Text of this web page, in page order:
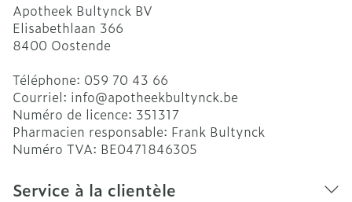
Apotheek Bultynck BV
Elisabethlaan 366
8400 Oostende
Téléphone: 059 70 43 66
Courriel: info@apotheekbultynck.be
Numéro de licence: 351317
Pharmacien responsable: Frank Bultynck
Numéro TVA: BE0471846305
Service à la clientèle